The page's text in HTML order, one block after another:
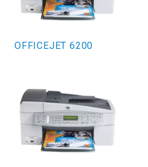
OFFICEJET 6200